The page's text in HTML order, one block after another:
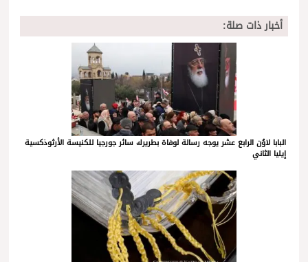
أخبار ذات صلة:
البابا لاوُن الرابع عشر يوجه رسالة لوفاة بطريرك سائر جورجيا للكنيسة الأرثوذكسية
إيليا الثاني